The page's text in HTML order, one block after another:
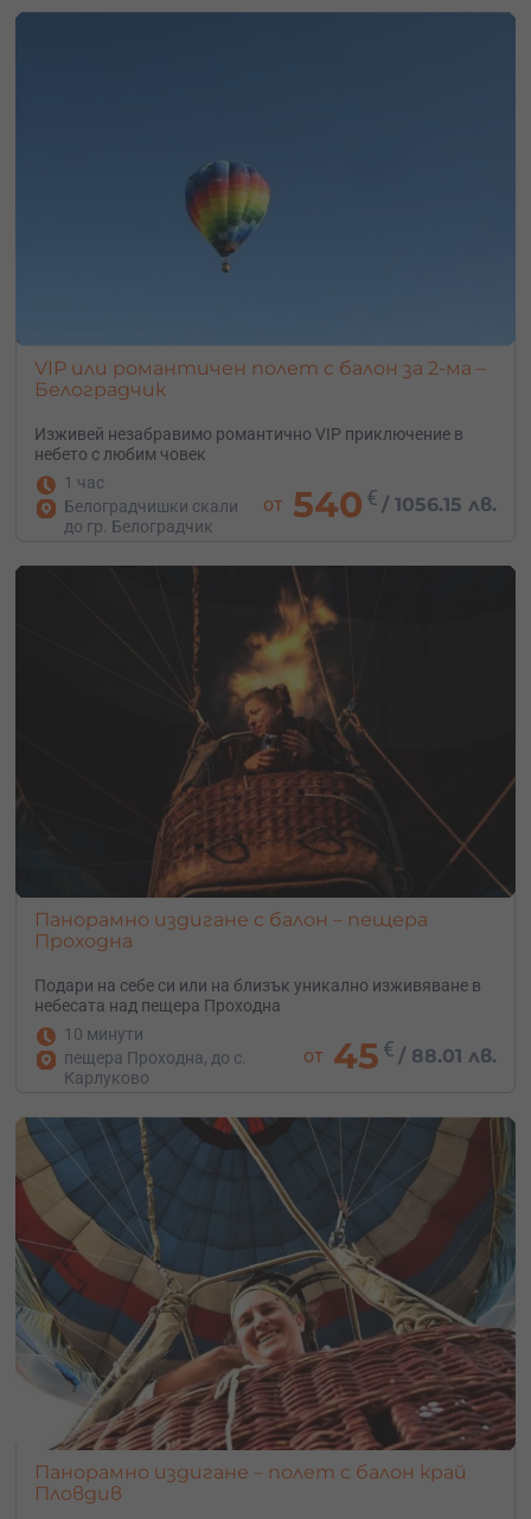
Кога е първия полет с балон?
VIP или романтичен полет с балон за 2-ма –
Белоградчик
Изживей незабравимо романтично VIP приключение в
небето с любим човек
1 час
Белоградчишки скали
до гр. Белоградчик
от 540 € /1056.15 лв.
Панорамно издигане с балон – пещера
Проходна
Подари на себе си или на близък уникално изживяване в
небесата над пещера Проходна
10 минути
пещера Проходна, до с.
Карлуково
от 45 € / 88.01 лв.
Панорамно издигане – полет с балон край
Пловдив